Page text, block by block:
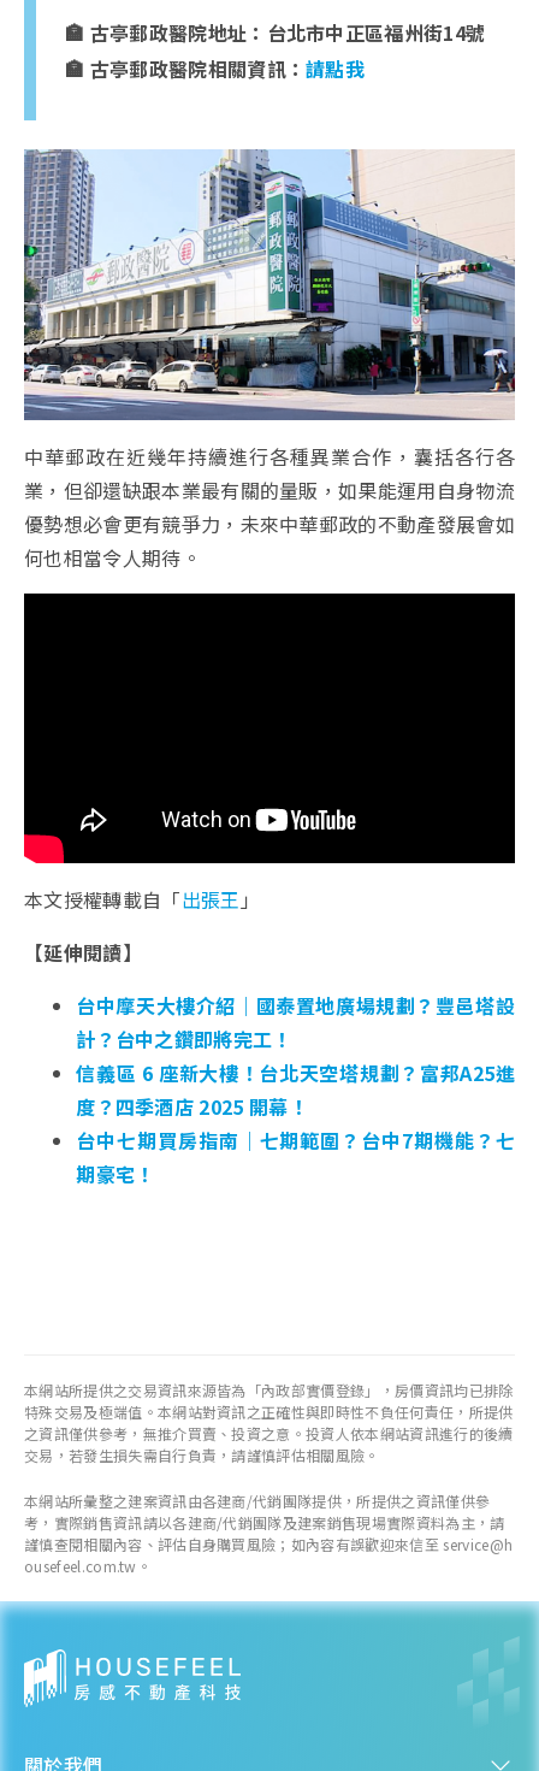
🏣 古亭郵政醫院地址：台北市中正區福州街14號
🏣 古亭郵政醫院相關資訊：請點我
中華郵政在近幾年持續進行各種異業合作，囊括各行各
業，但卻還缺跟本業最有關的量販，如果能運用自身物流
優勢想必會更有競爭力，未來中華郵政的不動產發展會如
何也相當令人期待。
本文授權轉載自「出張王 」
【延伸閱讀】
台中摩天大樓介紹｜國泰置地廣場規劃？豐邑塔設
計？台中之鑽即將完工！
信義區 6 座新大樓！台北天空塔規劃？富邦A25進
度？四季酒店 2025 開幕！
台中七期買房指南｜七期範圍？台中7期機能？七
期豪宅！
本網站所提供之交易資訊來源皆為「內政部實價登錄」，房價資訊均已排除
特殊交易及極端值。本網站對資訊之正確性與即時性不負任何責任，所提供
之資訊僅供參考，無推介買賣、投資之意。投資人依本網站資訊進行的後續
交易，若發生損失需自行負責，請謹慎評估相關風險。
本網站所彙整之建案資訊由各建商/代銷團隊提供，所提供之資訊僅供參
考，實際銷售資訊請以各建商/代銷團隊及建案銷售現場實際資料為主，請
謹慎查閱相關內容、評估自身購買風險；如內容有誤歡迎來信至 service@h
ousefeel.com.tw。